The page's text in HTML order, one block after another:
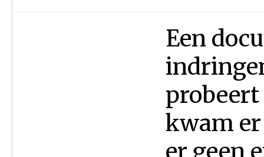
Een
kwam er
er geen